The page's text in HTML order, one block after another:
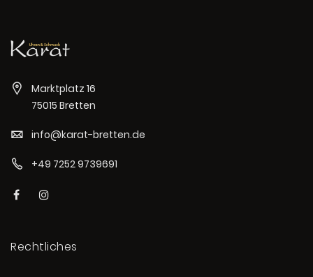
Marktplatz 16
75015 Bretten
info@karat-bretten.de
+49 7252 9739691
Rechtliches